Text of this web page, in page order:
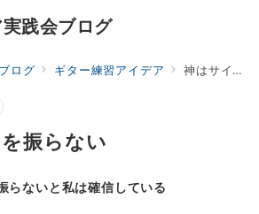
践会ブログ
ログ ギター練習アイデア 神はサイコロを振らない
振らない
らないと私は確信している